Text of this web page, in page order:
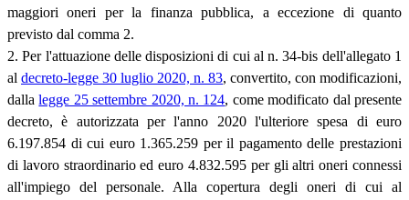
maggiori oneri per la finanza pubblica, a eccezione di quanto
previsto dal comma 2.
2. Per l'attuazione delle disposizioni di cui al n. 34-bis dell'allegato 1
al decreto-legge 30 luglio 2020, n. 83, convertito, con modificazioni,
dallalegge 25 settembre 2020, n. 124, come modificato dal presente
decreto, è autorizzata per l'anno 2020 l'ulteriore spesa di euro
6.197.854 di cui euro 1.365.259 per il pagamento delle prestazioni
di lavoro straordinario ed euro 4.832.595 per gli altri oneri connessi
all'impiego del personale. Alla copertura degli oneri di cui al